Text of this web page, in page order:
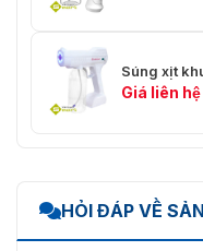
Súng xịt
Giá liên hệ
HỎI ĐÁP VỀ